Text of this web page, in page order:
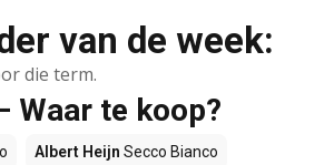
van de week:
die term.
Waar te koop?
Albert Heijn Secco Bianco